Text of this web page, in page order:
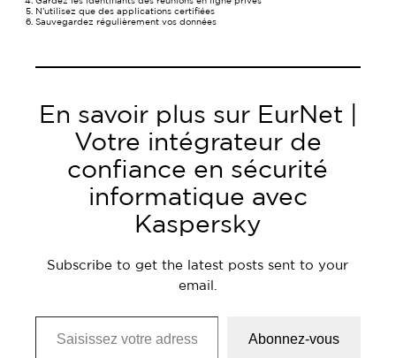
N’utilisez que des applications certifiées
Sauvegardez régulièrement vos données
En savoir plus sur EurNet |
Votre intégrateur de
confiance en sécurité
informatique avec
Kaspersky
Subscribe to get the latest posts sent to your
email.
Saisissez votre adresse e-mail…
Abonnez-vous